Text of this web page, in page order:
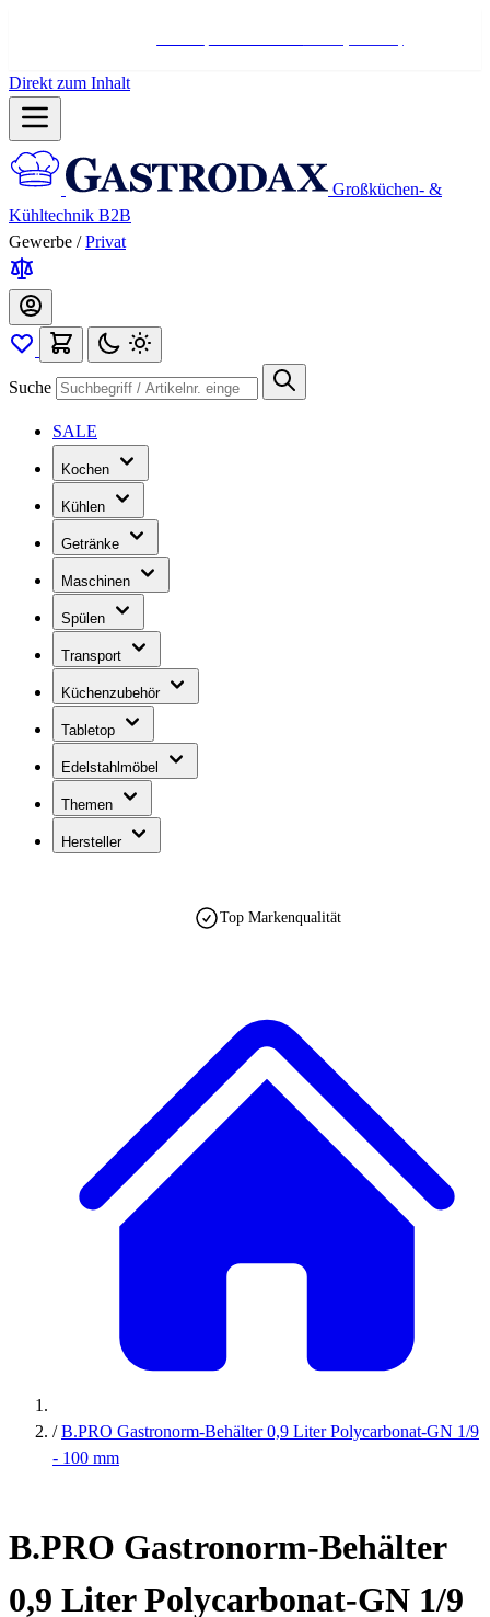
Direkt zum Inhalt
Großküchen- &
Kühltechnik B2B
Gewerbe / Privat
Suche
SALE
Kochen
Kühlen
Getränke
Maschinen
Spülen
Transport
Küchenzubehör
Tabletop
Edelstahlmöbel
Themen
Hersteller
Top Markenqualität
/ B.PRO Gastronorm-Behälter 0,9 Liter Polycarbonat-GN 1/9
- 100 mm
B.PRO Gastronorm-Behälter
0,9 Liter Polycarbonat-GN 1/9